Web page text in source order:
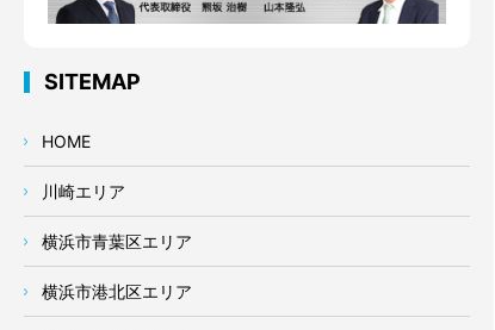
SITEMAP
HOME
川崎エリア
横浜市青葉区エリア
横浜市港北区エリア